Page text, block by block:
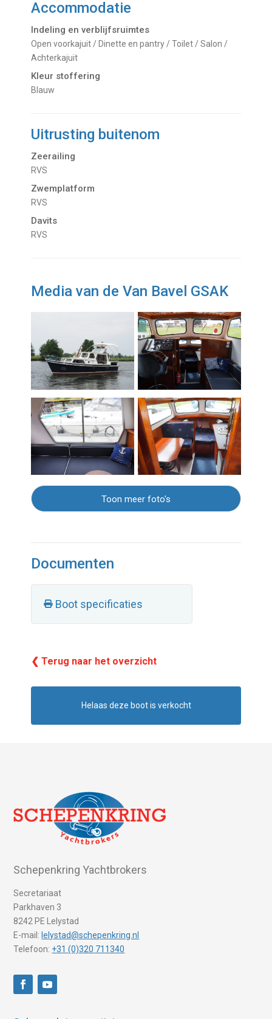
Accommodatie
Indeling en verblijfsruimtes
Open voorkajuit / Dinette en pantry / Toilet / Salon /
Achterkajuit
Kleur stoffering
Blauw
Uitrusting buitenom
Zeerailing
RVS
Zwemplatform
RVS
Davits
RVS
Media van de Van Bavel GSAK
Toon meer foto's
Documenten
Boot specificaties
❮ Terug naar het overzicht
Helaas deze boot is verkocht
Schepenkring Yachtbrokers
Secretariaat
Parkhaven 3
8242 PE Lelystad
E-mail: lelystad@schepenkring.nl
Telefoon: +31 (0)320 711340